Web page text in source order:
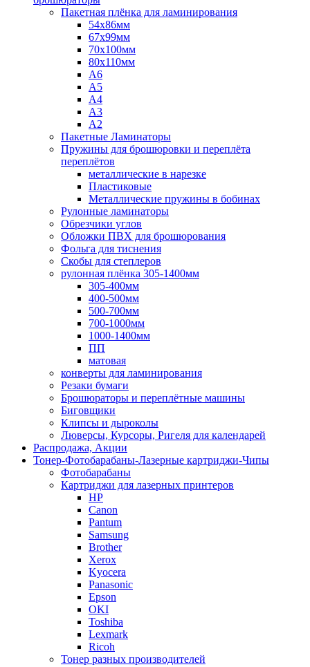
Пакетная плёнка для ламинирования
54x86мм
67x99мм
70х100мм
80x110мм
A6
A5
A4
A3
A2
Пакетные Ламинаторы
Пружины для брошюровки и переплёта
переплётов
металлические в нарезке
Пластиковые
Металлические пружины в бобинах
Рулонные ламинаторы
Обрезчики углов
Обложки ПВХ для брошюрования
Фольга для тиснения
Скобы для степлеров
рулонная плёнка 305-1400мм
305-400мм
400-500мм
500-700мм
700-1000мм
1000-1400мм
ПП
матовая
конверты для ламинирования
Резаки бумаги
Брошюраторы и переплётные машины
Биговщики
Клипсы и дыроколы
Люверсы, Курсоры, Ригеля для календарей
Распродажа, Акции
Тонер-Фотобарабаны-Лазерные картриджи-Чипы
Фотобарабаны
Картриджи для лазерных принтеров
HP
Canon
Pantum
Samsung
Brother
Xerox
Kyocera
Panasonic
Epson
OKI
Toshiba
Lexmark
Ricoh
Тонер разных производителей